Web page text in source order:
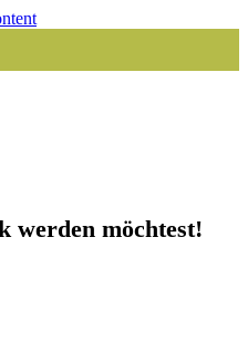
werden möchtest!